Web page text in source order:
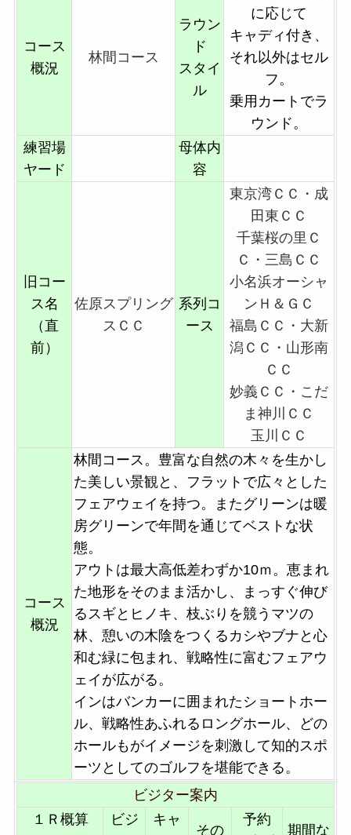
コース
概況
林間コース
ラウン
ド
スタイ
ル
に応じて
キャディ付き、
それ以外はセル
フ。
乗用カートでラ
ウンド。
練習場
ヤード
母体内
容
旧コー
ス名
（直
前）
佐原スプリング
スＣＣ
系列コ
ース
東京湾ＣＣ・成
田東ＣＣ
千葉桜の里Ｃ
Ｃ・三島ＣＣ
小名浜オーシャ
ンＨ＆ＧＣ
福島ＣＣ・大新
潟ＣＣ・山形南
ＣＣ
妙義ＣＣ・こだ
ま神川ＣＣ
玉川ＣＣ
コース
概況
林間コース。豊富な自然の木々を生かし
た美しい景観と、フラットで広々とした
フェアウェイを持つ。またグリーンは暖
房グリーンで年間を通じてベストな状
態。
アウトは最大高低差わずか10ｍ。恵まれ
た地形をそのまま活かし、まっすぐ伸び
るスギとヒノキ、枝ぶりを競うマツの
林、憩いの木陰をつくるカシやブナと心
和む緑に包まれ、戦略性に富むフェアウ
ェイが広がる。
インはバンカーに囲まれたショートホー
ル、戦略性あふれるロングホール、どの
ホールもがイメージを刺激して知的スポ
ーツとしてのゴルフを堪能できる。
ビジター案内
１Ｒ概算
ビジ
キャ
その
予約
期間な